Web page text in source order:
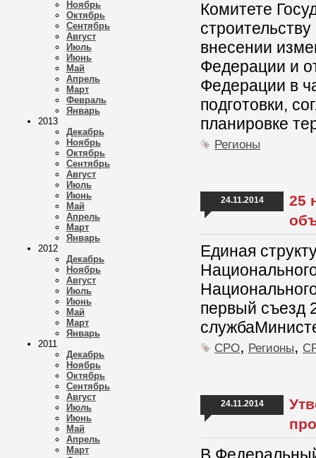
Ноябрь
Октябрь
Сентябрь
Август
Июль
Июнь
Май
Апрель
Март
Февраль
Январь
2013
Декабрь
Ноябрь
Октябрь
Сентябрь
Август
Июль
Июнь
Май
Апрель
Март
Январь
2012
Декабрь
Ноябрь
Август
Июль
Июнь
Май
Март
Январь
2011
Декабрь
Ноябрь
Октябрь
Сентябрь
Август
Июль
Июнь
Май
Апрель
Март
Комитете
внесении
Федерации и
Федерации в
подготовки,
планировке
Регионы
24.11.2014
25
Единая
первый съезд
СРО, Регионы,
24.11.2014